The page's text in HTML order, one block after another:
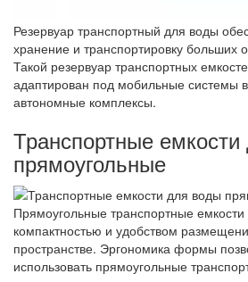
Резервуар транспортный для воды
хранение и транспортировку больших
Такой резервуар транспортных
адаптирован под мобильные системы
автономные комплексы.
Транспортные
прямоугольные
Прямоугольные транспортные
компактностью и удобством
пространстве. Эргономика формы
использовать прямоугольные